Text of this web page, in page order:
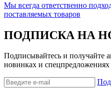
Мы всегда ответственно
поставляемых товаров
ПОДПИСКА НА
Подписывайтесь и получайте
новинках и спецпредложениях